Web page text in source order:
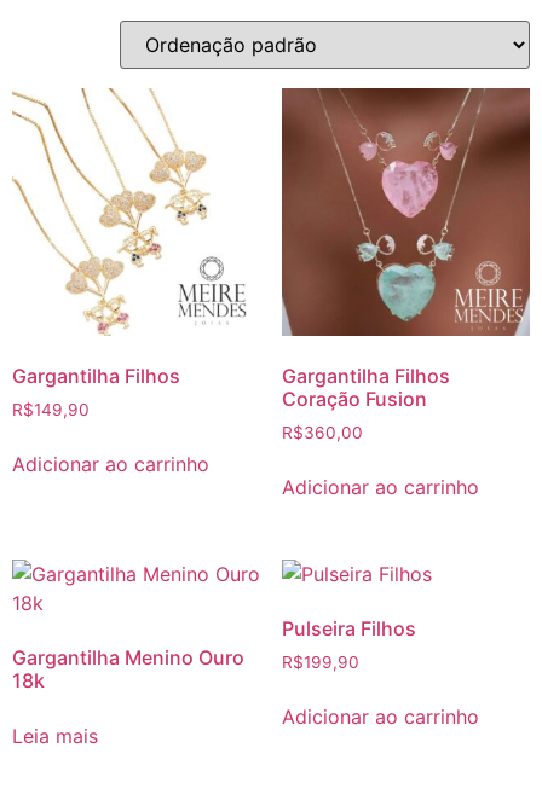
Gargantilha Filhos
R$149,90
Adicionar ao carrinho
Gargantilha Filhos
Coração Fusion
R$360,00
Adicionar ao carrinho
Gargantilha Menino Ouro
18k
Leia mais
Pulseira Filhos
R$199,90
Adicionar ao carrinho